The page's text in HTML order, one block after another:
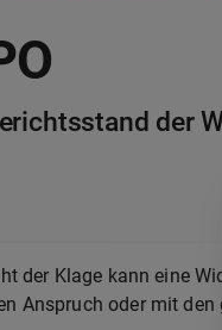
der
der Klage kann eine
Anspruch oder mit